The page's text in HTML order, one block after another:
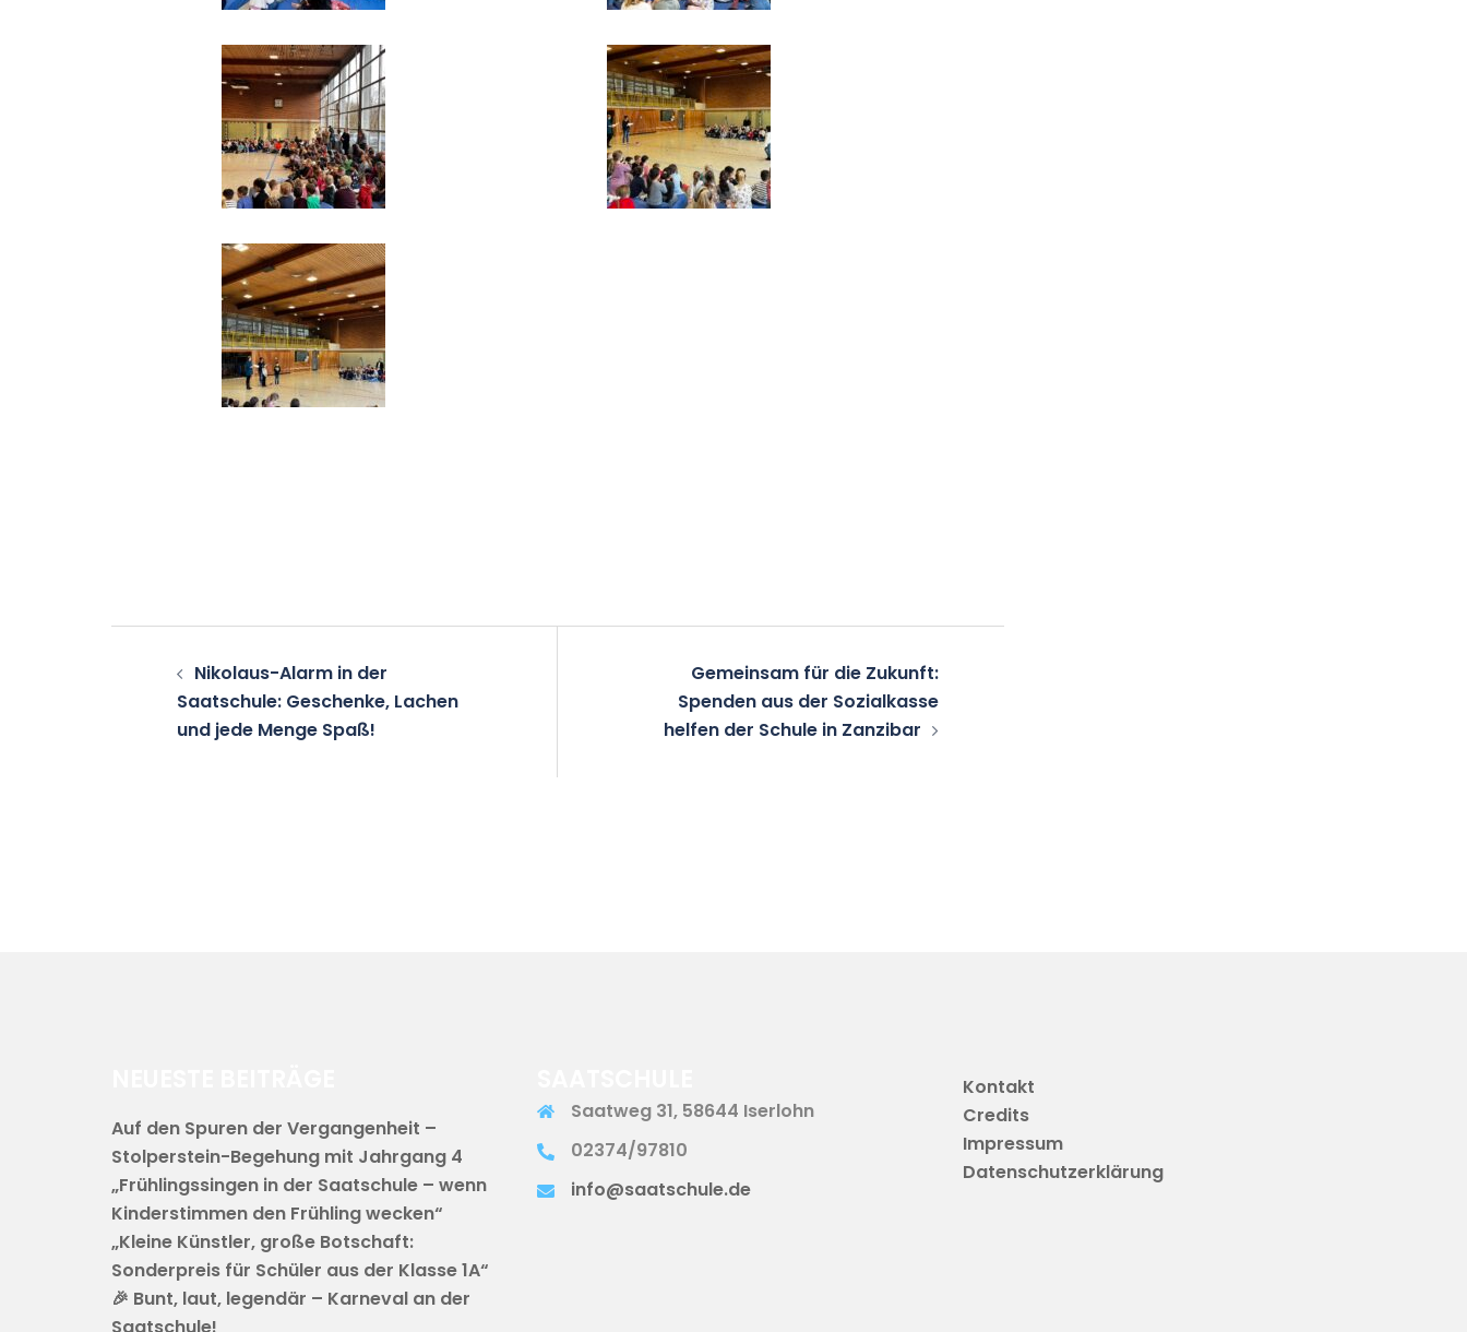
Nikolaus-Alarm in der
Saatschule: Geschenke, Lachen
und jede Menge Spaß!
Gemeinsam für die Zukunft:
Spenden aus der Sozialkasse
helfen der Schule in Zanzibar
Auf den Spuren der Vergangenheit –
Stolperstein-Begehung mit Jahrgang 4
„Frühlingssingen in der Saatschule – wenn
Kinderstimmen den Frühling wecken“
„Kleine Künstler, große Botschaft:
Sonderpreis für Schüler aus der Klasse 1A“
🎉 Bunt, laut, legendär – Karneval an der
Saatweg 31, 58644 Iserlohn
02374/97810
info@saatschule.de
Kontakt
Credits
Impressum
Datenschutzerklärung